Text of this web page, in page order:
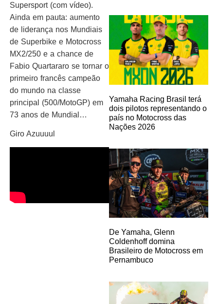
Supersport (com vídeo).
Ainda em pauta: aumento
de liderança nos Mundiais
de Superbike e Motocross
MX2/250 e a chance de
Fabio Quartararo se tornar o
primeiro francês campeão
do mundo na classe
principal (500/MotoGP) em
73 anos de Mundial…
Giro Azuuuul
Yamaha Racing Brasil terá
dois pilotos representando o
país no Motocross das
Nações 2026
De Yamaha, Glenn
Coldenhoff domina
Brasileiro de Motocross em
Pernambuco